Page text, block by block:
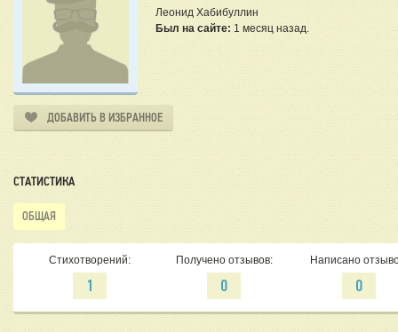
Леонид Хабибуллин
Был на сайте: 1 месяц назад.
ДОБАВИТЬ В ИЗБРАННОЕ
СТАТИСТИКА
ОБЩАЯ
Стихотворений:
1
Получено отзывов:
0
Написано
0